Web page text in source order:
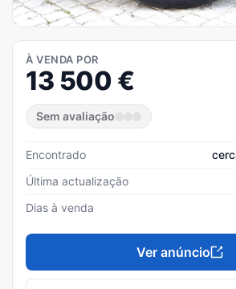
À VENDA POR
13 500 €
Sem avaliação
Encontrado
Última actualização
Dias à venda
Ver anúncio